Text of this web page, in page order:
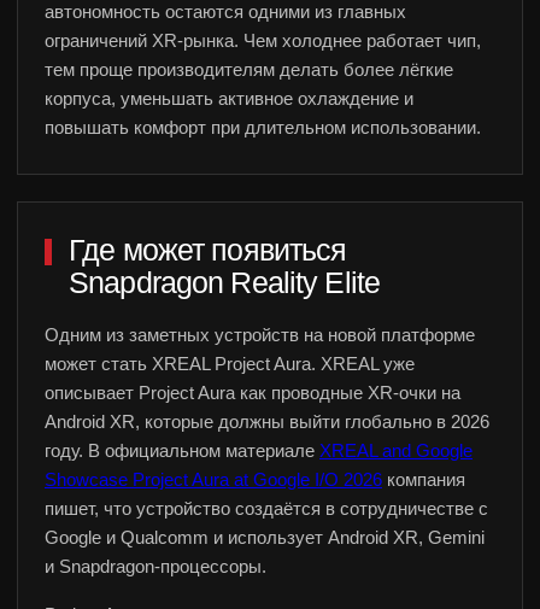
автономность остаются одними из главных
ограничений XR-рынка. Чем холоднее работает чип,
тем проще производителям делать более лёгкие
корпуса, уменьшать активное охлаждение и
повышать комфорт при длительном использовании.
Где может появиться
Snapdragon Reality Elite
Одним из заметных устройств на новой платформе
может стать XREAL Project Aura. XREAL уже
описывает Project Aura как проводные XR-очки на
Android XR, которые должны выйти глобально в 2026
году. В официальном материале XREAL and Google
Showcase Project Aura at Google I/O 2026 компания
пишет, что устройство создаётся в сотрудничестве с
Google и Qualcomm и использует Android XR, Gemini
и Snapdragon-процессоры.
Игры
Франшиза
VR-киберспорт
Блог
FAQ
Партнёрская программа